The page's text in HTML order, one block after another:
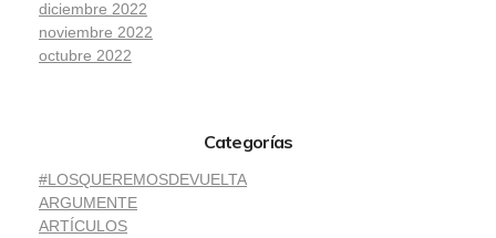
diciembre 2022
noviembre 2022
octubre 2022
Categorías
#LOSQUEREMOSDEVUELTA
ARGUMENTE
ARTÍCULOS